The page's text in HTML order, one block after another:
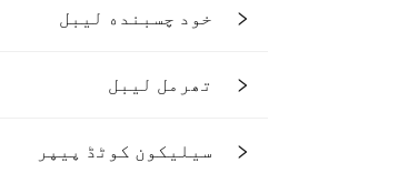
خود چسبنده لیبل
تھرمل لیبل
سیلیکون کوٹڈ پیپر